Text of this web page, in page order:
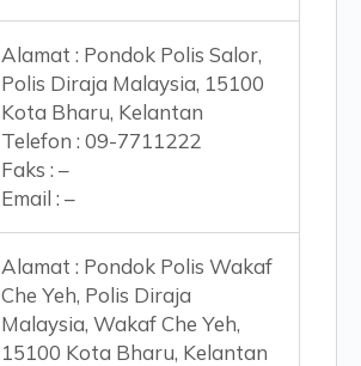
Alamat : Pondok Polis Salor,
Polis Diraja Malaysia, 15100
Kota Bharu, Kelantan
Telefon : 09-7711222
Faks : –
Email : –
Alamat : Pondok Polis Wakaf
Che Yeh, Polis Diraja
Malaysia, Wakaf Che Yeh,
15100 Kota Bharu, Kelantan